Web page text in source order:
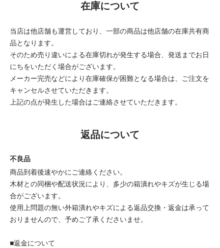
在庫について
当店は他店舗も運営しており、一部の商品は他店舗の在庫共有商
品となります。
そのため売り違いによる在庫切れが発生する場合、発送までお日
にちをいただく場合がございます。
メーカー完売などにより在庫確保が困難となる場合は、ご注文を
キャンセルさせていただきます。
上記の点が発生した場合はご連絡させていただきます。
返品について
不良品
商品到着後速やかにご連絡ください。
木材との同梱や配送状況により、多少の箱潰れやキズが生じる場
合がございます。
使用上問題の無い外箱潰れやキズによる返品交換・返金は承って
おりませんので、予めご了承くださいませ。
■返金について